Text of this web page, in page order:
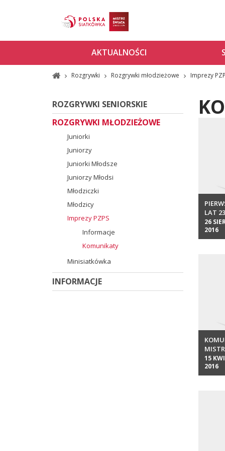
AKTUALNOŚCI
Rozgrywki Rozgrywki młodzieżowe Imprezy
ROZGRYWKI SENIORSKIE
ROZGRYWKI MŁODZIEŻOWE
Juniorki
Juniorzy
Juniorki Młodsze
Juniorzy Młodsi
Młodziczki
Młodzicy
Imprezy PZPS
Informacje
Komunikaty
Minisiatkówka
INFORMACJE
LAT 23
26
2016
2016
15
2016